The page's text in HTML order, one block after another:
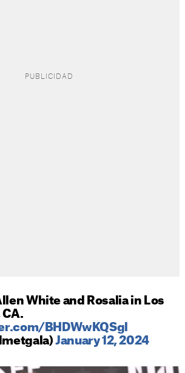
White and Rosalia in Los
BHDWwKQSgl
January 12, 2024